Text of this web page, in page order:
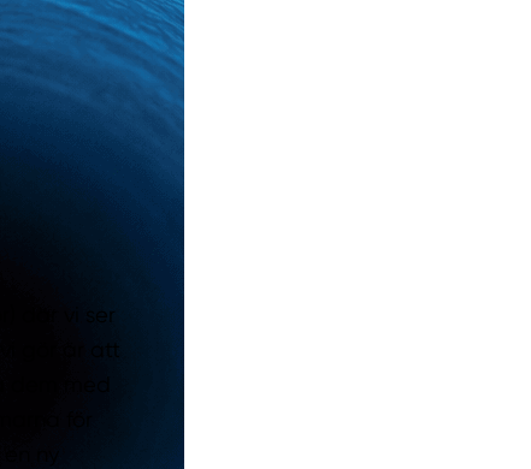
där vi ser
gör är att
med
för
ny